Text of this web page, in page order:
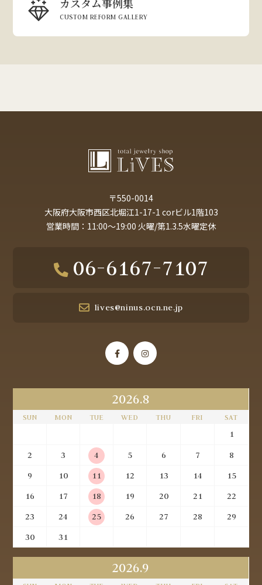
CUSTOM REFORM GALLERY
〒550-0014
大阪府大阪市西区北堀江1-17-1 corビル1階103
営業時間：11:00～19:00 火曜/第1.3.5水曜定休
06-6167-7107
lives@ninus.ocn.ne.jp
2026.8
SUN MON TUE WED THU FRI SAT
1
2
3 4 5 6 7
8
9
10 11 12 13 14
15
16
17 18 19 20 21
22
23
24 25 26 27 28
29
30
31
2026.9